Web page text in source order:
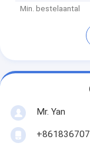
Min. bestelaantal
Mr. Yan